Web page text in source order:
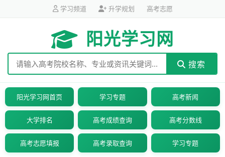
学习频道 升学规划 高考志愿
阳光学习网
搜索
阳光学习网首页 学习专题 高考新闻
大学排名 高考成绩查询 高考分数线
高考志愿填报 高考录取查询 学习专题